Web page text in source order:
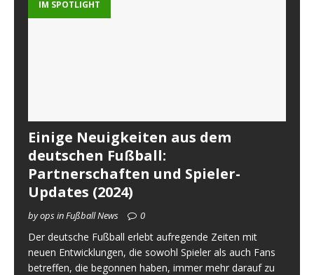
IM SPOTLIGHT
Einige Neuigkeiten aus dem
deutschen Fußball:
Partnerschaften und Spieler-
Updates (2024)
by ops in Fußball News 0
Der deutsche Fußball erlebt aufregende Zeiten mit
neuen Entwicklungen, die sowohl Spieler als auch Fans
betreffen, die begonnen haben, immer mehr darauf zu